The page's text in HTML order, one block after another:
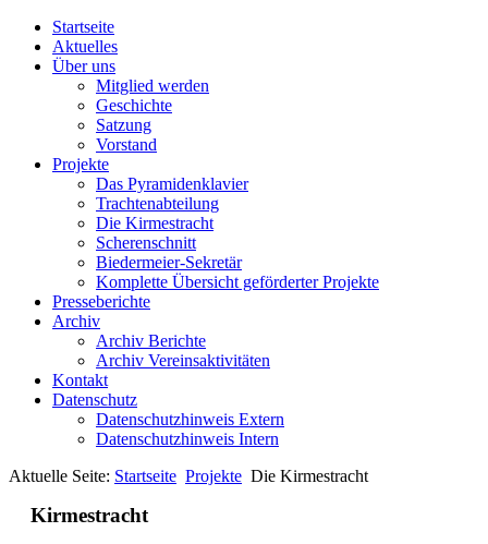
Startseite
Aktuelles
Über uns
Mitglied werden
Geschichte
Satzung
Vorstand
Projekte
Das Pyramidenklavier
Trachtenabteilung
Die Kirmestracht
Scherenschnitt
Biedermeier-Sekretär
Komplette Übersicht geförderter Projekte
Presseberichte
Archiv
Archiv Berichte
Archiv Vereinsaktivitäten
Kontakt
Datenschutz
Datenschutzhinweis Extern
Datenschutzhinweis Intern
Aktuelle Seite: Startseite Projekte Die Kirmestracht
Kirmestracht